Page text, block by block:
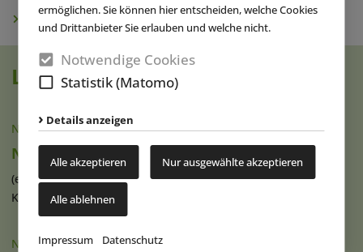
ermöglichen. Sie können hier entscheiden, welche Cookies
und Drittanbieter Sie erlauben und welche nicht.
Notwendige Cookies
Statistik (Matomo)
Details anzeigen
Alle akzeptieren Nur ausgewählte akzeptieren
Alle ablehnen
Impressum Datenschutz
Newsletter abonnieren
Lesen Sie auch
NACHRICHTEN|10.08.2026
Neuer Spielspaß im Allwetterzoo Münster
(eap) Der Allwetterzoo Münster hat sein Spielangebot für
Kinder modernisiert und diesen (...)
NACHRICHTEN| 10.08.2026